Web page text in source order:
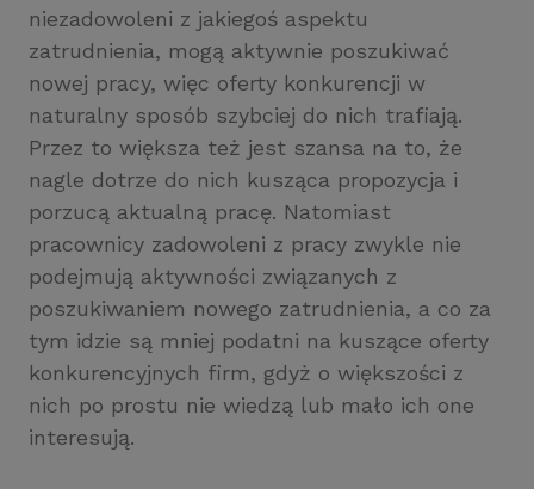
niezadowoleni z jakiegoś aspektu
zatrudnienia, mogą aktywnie poszukiwać
nowej pracy, więc oferty konkurencji w
naturalny sposób szybciej do nich trafiają.
Przez to większa też jest szansa na to, że
nagle dotrze do nich kusząca propozycja i
porzucą aktualną pracę. Natomiast
pracownicy zadowoleni z pracy zwykle nie
podejmują aktywności związanych z
poszukiwaniem nowego zatrudnienia, a co za
tym idzie są mniej podatni na kuszące oferty
konkurencyjnych firm, gdyż o większości z
nich po prostu nie wiedzą lub mało ich one
interesują.